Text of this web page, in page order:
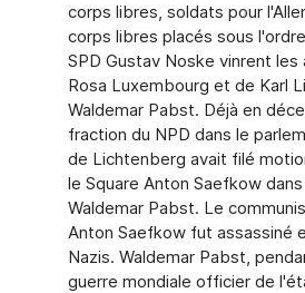
corps libres, soldats pour
corps libres placés sous
SPD Gustav Noske vinrent les
Rosa Luxembourg et de Karl
Waldemar Pabst. Déjà en
fraction du NPD dans le
de Lichtenberg avait filé
le Square Anton Saefkow dans
Waldemar Pabst. Le
Anton Saefkow fut assassiné
Nazis. Waldemar Pabst,
guerre mondiale officier de